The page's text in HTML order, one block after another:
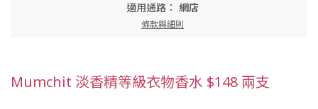
適用通路： 網店
條款與細則
Mumchit 淡香精等級衣物香水 $148 兩支